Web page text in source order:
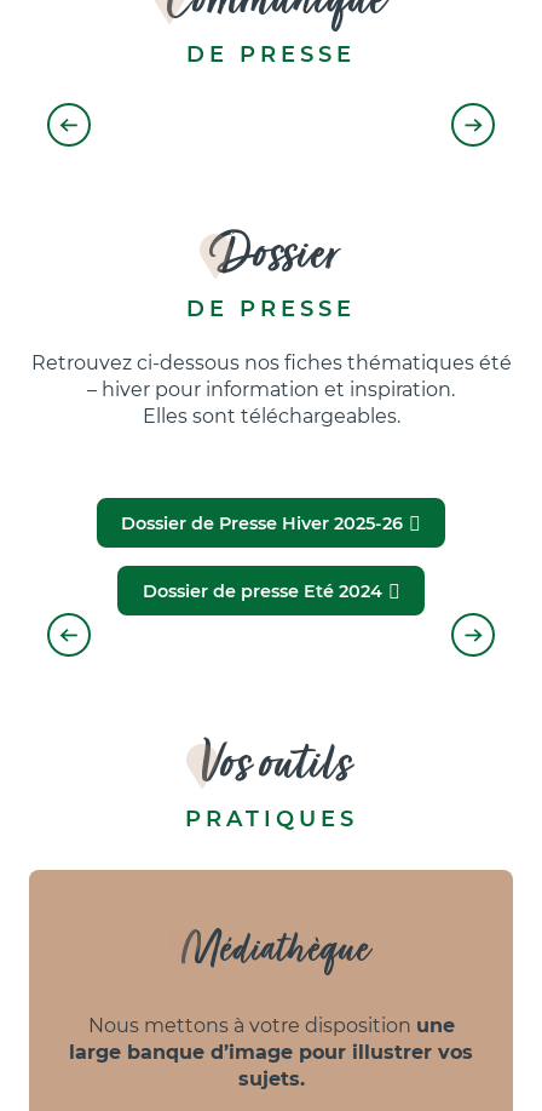
DE PRESSE
Fête de la Montagne
Dossier
DE PRESSE
Retrouvez ci-dessous nos fiches thématiques été
– hiver pour information et inspiration.
Elles sont téléchargeables.
Dossier de Presse Hiver 2025-26
Dossier de presse Eté 2024
Gens du Pays
Vos outils
PRATIQUES
Médiathèque
Nous mettons à votre disposition une
large banque d’image pour illustrer vos
sujets.